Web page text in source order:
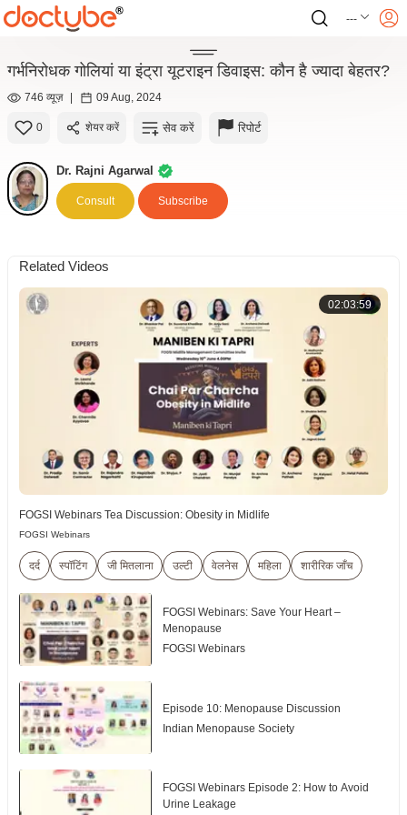
---
गर्भनिरोधक गोलियां या इंट्रा यूटराइन डिवाइस: कौन है ज्यादा बेहतर?
746 व्यूज़ | 09 Aug, 2024
0 शेयर करें सेव करें रिपोर्ट
Dr. Rajni Agarwal
Consult Subscribe
Related Videos
02:03:59
FOGSI Webinars Tea Discussion: Obesity in Midlife
FOGSI Webinars
दर्द स्पॉटिंग जी मितलाना उल्टी वेलनेस महिला शारीरिक जाँच
FOGSI Webinars: Save Your Heart –
Menopause
FOGSI Webinars
Episode 10: Menopause Discussion
Indian Menopause Society
FOGSI Webinars Episode 2: How to Avoid
Urine Leakage